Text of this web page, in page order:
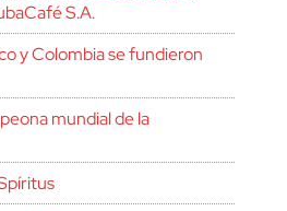
S.A.
y Colombia se fundieron
mundial de la